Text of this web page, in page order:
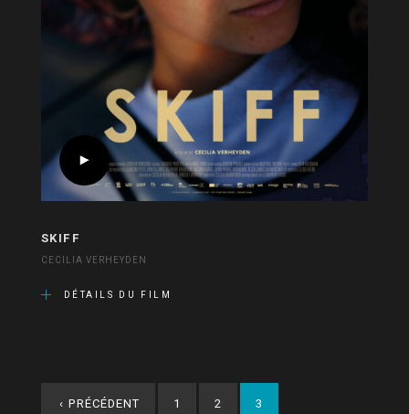
SKIFF
CECILIA VERHEYDEN
DÉTAILS DU FILM
‹ PRÉCÉDENT 1 2 3